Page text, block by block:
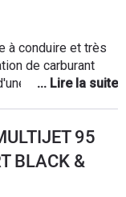
à conduire et très
de carburant
berline de luxe
pour l'autoroute
et de sa bonne
arrêté la
qui se détache
95
BLACK &